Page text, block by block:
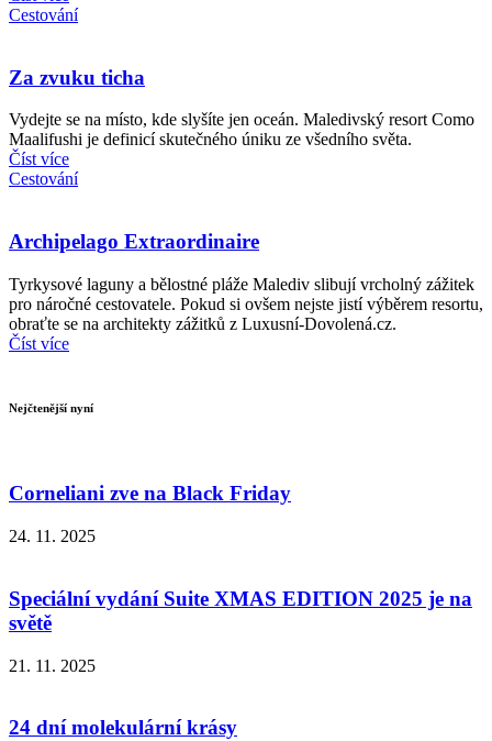
Cestování
Za zvuku ticha
Vydejte se na místo, kde slyšíte jen oceán. Maledivský resort Como
Maalifushi je definicí skutečného úniku ze všedního světa.
Číst více
Cestování
Archipelago Extraordinaire
Tyrkysové laguny a bělostné pláže Malediv slibují vrcholný zážitek
pro náročné cestovatele. Pokud si ovšem nejste jistí výběrem resortu,
obraťte se na architekty zážitků z Luxusní-Dovolená.cz.
Číst více
Nejčtenější nyní
Corneliani zve na Black Friday
24. 11. 2025
Speciální vydání Suite XMAS EDITION 2025 je na
světě
21. 11. 2025
24 dní molekulární krásy